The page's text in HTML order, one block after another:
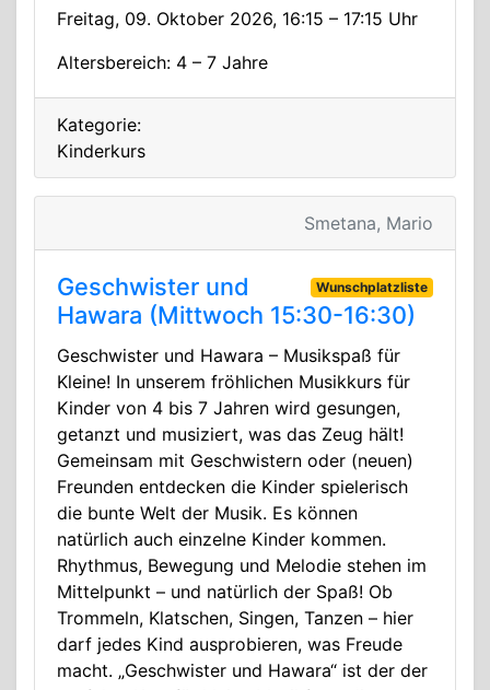
Freitag, 09. Oktober 2026, 16:15 – 17:15 Uhr
Altersbereich: 4 – 7 Jahre
Kategorie:
Kinderkurs
Smetana, Mario
Wunschplatzliste
Geschwister und
Hawara (Mittwoch 15:30-16:30)
Geschwister und Hawara – Musikspaß für
Kleine! In unserem fröhlichen Musikkurs für
Kinder von 4 bis 7 Jahren wird gesungen,
getanzt und musiziert, was das Zeug hält!
Gemeinsam mit Geschwistern oder (neuen)
Freunden entdecken die Kinder spielerisch
die bunte Welt der Musik. Es können
natürlich auch einzelne Kinder kommen.
Rhythmus, Bewegung und Melodie stehen im
Mittelpunkt – und natürlich der Spaß! Ob
Trommeln, Klatschen, Singen, Tanzen – hier
darf jedes Kind ausprobieren, was Freude
macht. „Geschwister und Hawara“ ist der der